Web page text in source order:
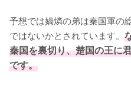
予想では媧燐の弟は秦国軍の
ではないかとされています。
秦国を裏切り、楚国の王に
です。